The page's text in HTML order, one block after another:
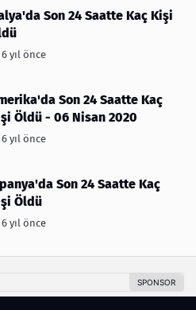
Son 24 Saatte Kaç Kişi
6 yıl önce
Son 24 Saatte Kaç
Öldü - 06 Nisan 2020
6 yıl önce
Son 24 Saatte Kaç
Öldü
6 yıl önce